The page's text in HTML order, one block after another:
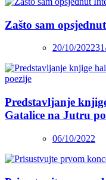
Zašto sam
20/10/2022
Predstavljanje
Gatalice na Jutru
06/10/2022